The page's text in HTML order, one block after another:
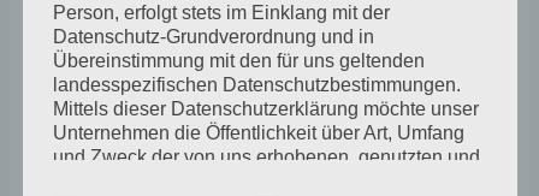
Navigation
«KUNST OFFEN –
Vorbereitung
KUNST OFFEN –
Pfingsten 2026 –
Ute Bella Donner,
Petra Webersik,
Anke Gebauer»
Person, erfolgt stets im Einklang mit der
Datenschutz-Grundverordnung und in
Übereinstimmung mit den für uns geltenden
landesspezifischen Datenschutzbestimmungen.
Mittels dieser Datenschutzerklärung möchte unser
Unternehmen die Öffentlichkeit über Art, Umfang
und Zweck der von uns erhobenen, genutzten und